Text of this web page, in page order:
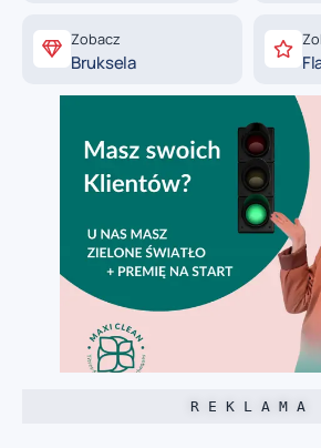
Zobacz
Bruksela
R E K L A M A